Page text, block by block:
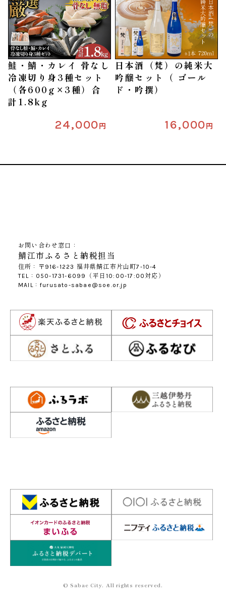
鮭・鯖・カレイ 骨なし
冷凍切り身3種セット
（各600g×3種）合
計1.8kg
24,000円
日本酒（梵）の純米大
吟醸セット（ ゴール
ド・吟撰）
16,000円
お問い合わせ窓口：
鯖江市ふるさと納税担当
住所：〒916-1223 福井県鯖江市片山町7-10-4
TEL：050-1731-6099（平日10:00-17:00対応）
MAIL：furusato-sabae@soe.or.jp
© Sabae City. All rights reserved.